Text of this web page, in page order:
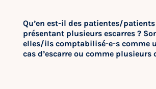
Qu’en est-il des patientes/patients
présentant plusieurs escarres ?
elles/ils comptabilisé-e-s comme
cas d’escarre ou comme plusieurs